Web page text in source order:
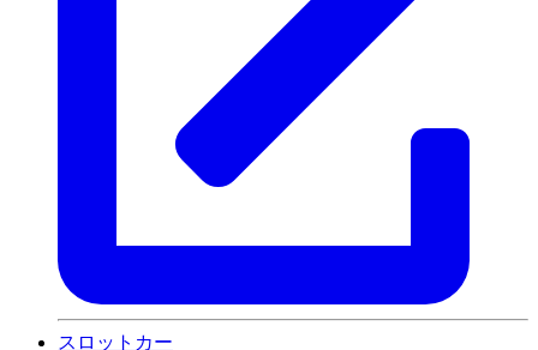
スロットカー